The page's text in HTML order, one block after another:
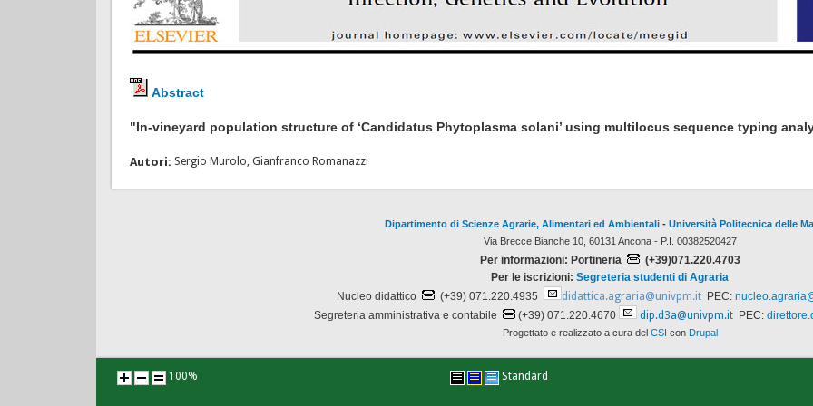
Abstract
"In-vineyard population structure of ‘Candidatus Phytoplasma solani’ using multilocus sequence typing
Autori: Sergio Murolo, Gianfranco Romanazzi
Dipartimento di Scienze Agrarie, Alimentari ed Ambientali - Università Politecnica delle
Via Brecce Bianche 10, 60131 Ancona - P.I. 00382520427
Per informazioni: Portineria
(+39)071.220.4703
Per le iscrizioni: Segreteria studenti di Agraria
Nucleo didattico
(+39) 071.220.4935 didattica.agraria@univpm.it PEC:
Segreteria amministrativa e contabile
(+39) 071.220.4670 dip.d3a@univpm.it PEC:
Progettato e realizzato a cura del CSI con Drupal
100% Standard